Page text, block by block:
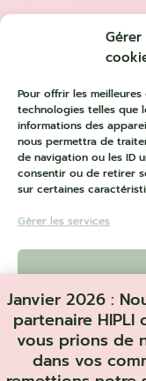
Pour offrir les
technologies telles que
informations des
nous permettra de
de navigation ou les ID
consentir ou de retirer
sur certaines
Gérer les services
Janvier 2026 :
partenaire HIPLI
vous prions de
dans vos
Merci, grâce à la
votre manière à la
Designed byMa